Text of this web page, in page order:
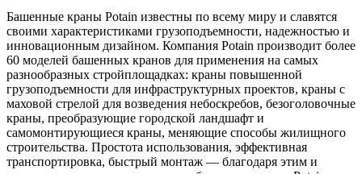
Башенные краны Potain известны по всему миру и славятся
своими характеристиками грузоподъемности, надежностью и
инновационным дизайном. Компания Potain производит более
60 моделей башенных кранов для применения на самых
разнообразных стройплощадках: краны повышенной
грузоподъемности для инфраструктурных проектов, краны с
маховой стрелой для возведения небоскребов, безоголовочные
краны, преобразующие городской ландшафт и
самомонтирующиеся краны, меняющие способы жилищного
строительства. Простота использования, эффективная
транспортировка, быстрый монтаж — благодаря этим и